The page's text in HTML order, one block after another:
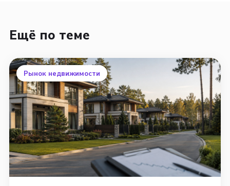
Ещё по теме
Рынок недвижимости